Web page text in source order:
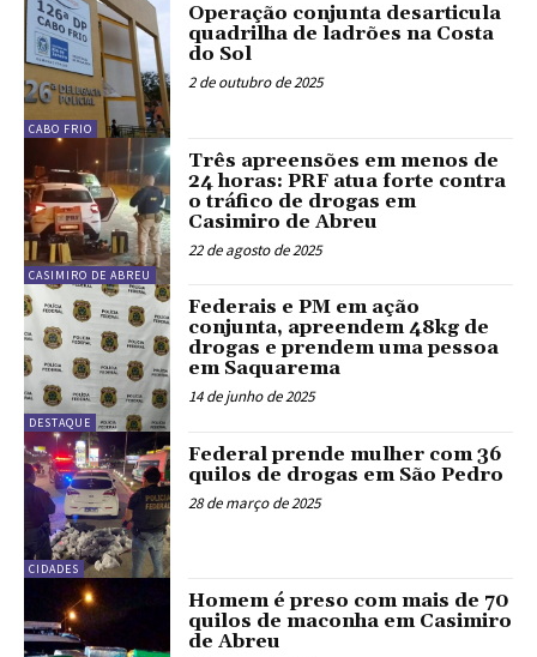
CABO FRIO
Operação conjunta desarticula
quadrilha de ladrões na Costa
do Sol
2 de outubro de 2025
CASIMIRO DE ABREU
Três apreensões em menos de
24 horas: PRF atua forte contra
o tráfico de drogas em
Casimiro de Abreu
22 de agosto de 2025
DESTAQUE
Federais e PM em ação
conjunta, apreendem 48kg de
drogas e prendem uma pessoa
em Saquarema
14 de junho de 2025
CIDADES
Federal prende mulher com 36
quilos de drogas em São Pedro
28 de março de 2025
Homem é preso com mais de 70
quilos de maconha em Casimiro
de Abreu